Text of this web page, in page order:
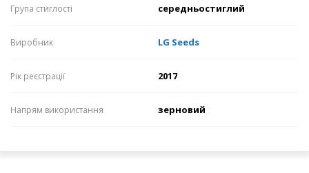
Група стиглості середньостиглий
Виробник LG Seeds
Рік реєстрації 2017
Напрям використання зерновий